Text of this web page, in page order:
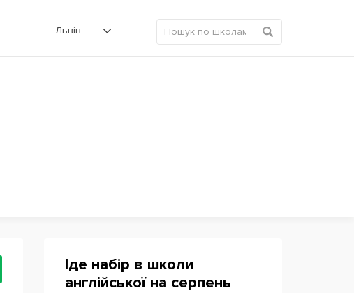
Львів
Іде набір в школи
англійської на серпень